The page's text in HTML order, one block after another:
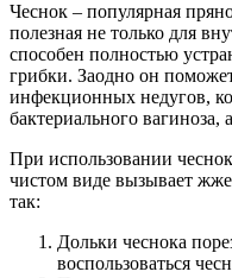
Чеснок – популярная
полезная не только для
способен полностью
грибки. Заодно он
инфекционных недугов,
бактериального вагиноза,
При использовании
чистом виде вызывает
так:
Дольки чеснока
воспользоваться